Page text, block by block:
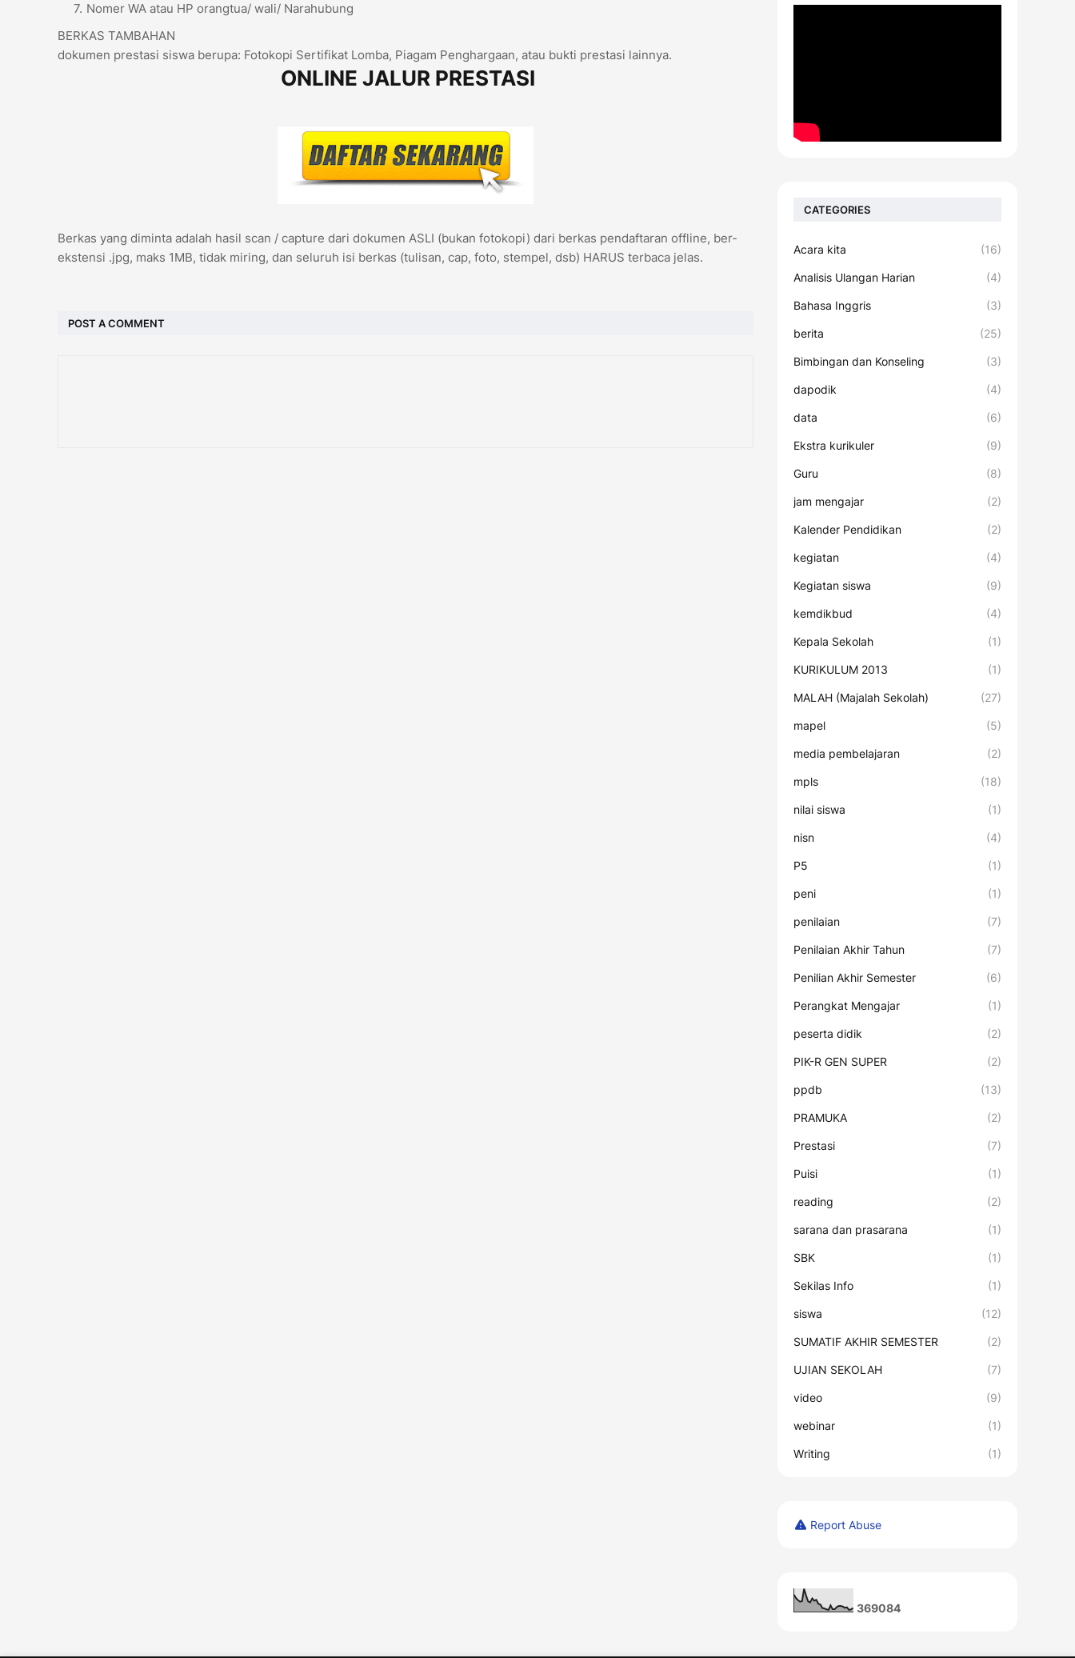
Nomer WA atau HP orangtua/ wali/ Narahubung
BERKAS TAMBAHAN
dokumen prestasi siswa berupa: Fotokopi Sertifikat Lomba, Piagam Penghargaan, atau bukti prestasi lainnya.
ONLINE JALUR PRESTASI
Berkas yang diminta adalah hasil scan / capture dari dokumen ASLI (bukan fotokopi) dari berkas pendaftaran offline, ber-
ekstensi .jpg, maks 1MB, tidak miring, dan seluruh isi berkas (tulisan, cap, foto, stempel, dsb) HARUS terbaca jelas.
POST A COMMENT
CATEGORIES
Acara kita (16)
Analisis Ulangan Harian (4)
Bahasa Inggris (3)
berita (25)
Bimbingan dan Konseling (3)
dapodik (4)
data (6)
Ekstra kurikuler (9)
Guru (8)
jam mengajar (2)
Kalender Pendidikan (2)
kegiatan (4)
Kegiatan siswa (9)
kemdikbud (4)
Kepala Sekolah (1)
KURIKULUM 2013 (1)
MALAH (Majalah Sekolah) (27)
mapel (5)
media pembelajaran (2)
mpls (18)
nilai siswa (1)
nisn (4)
P5 (1)
peni (1)
penilaian (7)
Penilaian Akhir Tahun (7)
Penilian Akhir Semester (6)
Perangkat Mengajar (1)
peserta didik (2)
PIK-R GEN SUPER (2)
ppdb (13)
PRAMUKA (2)
Prestasi (7)
Puisi (1)
reading (2)
sarana dan prasarana (1)
SBK (1)
Sekilas Info (1)
siswa (12)
SUMATIF AKHIR SEMESTER (2)
UJIAN SEKOLAH (7)
video (9)
webinar (1)
Writing (1)
Report Abuse
369084